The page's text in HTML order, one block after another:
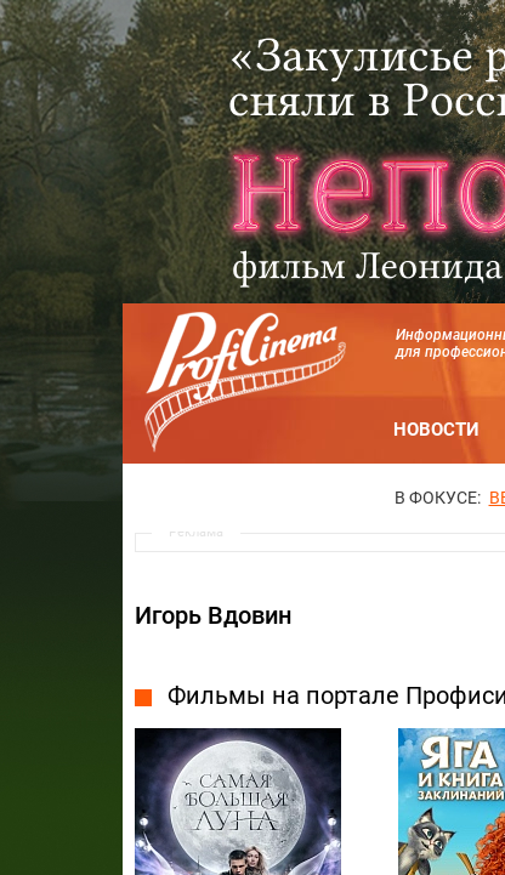
для
НОВОСТИ
В ФОКУСЕ:
Реклама
Игорь Вдовин
Фильмы на портале